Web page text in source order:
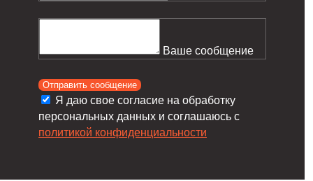
Ваше сообщение
Отправить сообщение
Я даю свое согласие на обработку
персональных данных и соглашаюсь с
политикой конфиденциальности